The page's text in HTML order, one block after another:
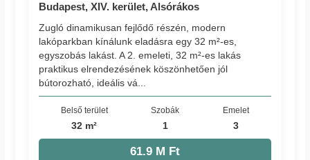
Budapest, XIV. kerület, Alsórákos
Zugló dinamikusan fejlődő részén, modern
lakóparkban kínálunk eladásra egy 32 m²-es,
egyszobás lakást. A 2. emeleti, 32 m²-es lakás
praktikus elrendezésének köszönhetően jól
bútorozható, ideális vá...
Belső terület
32 m²
Szobák
1
Emelet
3
61.9 M Ft